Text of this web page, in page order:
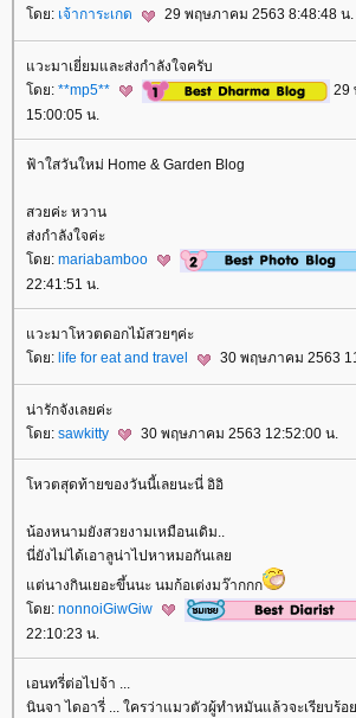
ดย: เจ้าการะเกด 29 พฤษภาคม 2563 8:48:48 น.
วะมาเยี่ยมและส่งกำลังใจครับ
ดย: **mp5**
29
15:00:05 น.
ฟ้าใสวันใหม่ Home & Garden Blog
สวยค่ะ หวาน
ส่งกำลังใจค่ะ
ดย: mariabamboo
22:41:51 น.
วะมาโหวตดอกไม้สวยๆค่ะ
ดย: life for eat and travel 30 พฤษภาคม 2563
น่ารักจังเลยค่ะ
ดย: sawkitty 30 พฤษภาคม 2563 12:52:00 น.
หวตสุดท้ายของวันนี้เลยนะนี่​ อิอิ
น้องหนามยังสวยงามเหมือนเดิม..
นี่ยังไม่ได้เอาลูน่าไปหาหมอกันเล
ต่นางกินเยอะขึ้นนะ​ นมก้อเต่งมว๊ากกก
ดย: nonnoiGiwGiw
22:10:23 น.
เอนทรี่ต่อไปจ้า ...
นินจา ไดอารี่ ... ใครว่าแมวตัวผู้ทำหมันแล้วจะเรียบร้อ